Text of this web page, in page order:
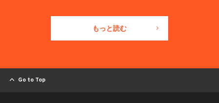
もっと読む
Go to Top